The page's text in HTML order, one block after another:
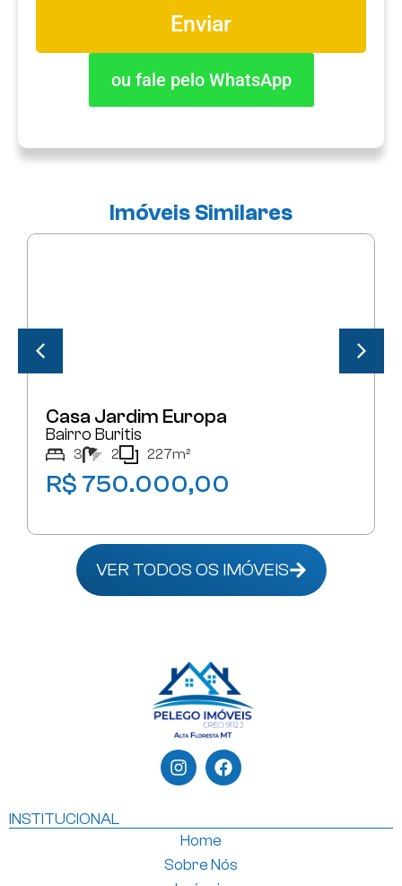
Enviar
ou fale pelo WhatsApp
Imóveis Similares
Casa Jardim Europa
Bairro Buritis
3 2 227m²
R$ 750.000,00
VER TODOS OS IMÓVEIS
INSTITUCIONAL
Home
Sobre Nós